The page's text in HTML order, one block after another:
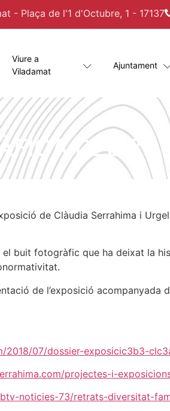
- Plaça de l'1 d'Octubre, 1 - 17137
Viure a
Viladamat
Ajuntament
DEL 30
de Clàudia Serrahima i
buit fotogràfic que ha deixat la
de l’exposició acompanyada
2018/07/dossier-exposicic3b3-
projectes-i-
noticies-73/retrats-diversitat-